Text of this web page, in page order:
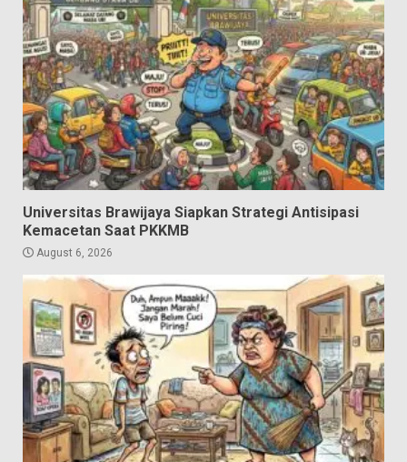
Universitas Brawijaya Siapkan Strategi Antisipasi
Kemacetan Saat PKKMB
August 6, 2026